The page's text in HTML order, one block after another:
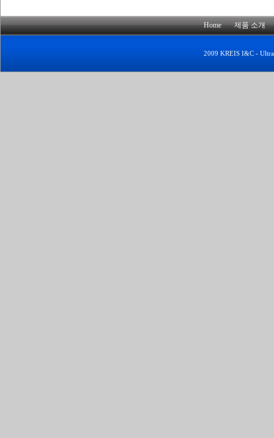
Home 제품 소개
2009 KREIS I&C -